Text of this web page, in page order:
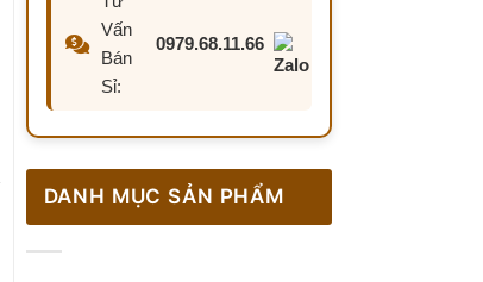
Vấn
Bán
Sỉ:
0979.68.11.66
DANH MỤC SẢN PHẨM